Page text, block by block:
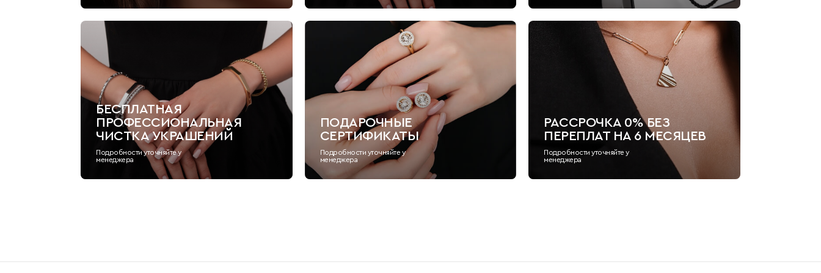
БЕСПЛАТНАЯ
ПРОФЕССИОНАЛЬНАЯ
ЧИСТКА УКРАШЕНИЙ
Подробности уточняйте у
менеджера
ПОДАРОЧНЫЕ
СЕРТИФИКАТЫ
Подробности уточняйте у
менеджера
РАССРОЧКА 0% БЕЗ
ПЕРЕПЛАТ НА 6 МЕСЯЦЕВ
Подробности уточняйте у
менеджера